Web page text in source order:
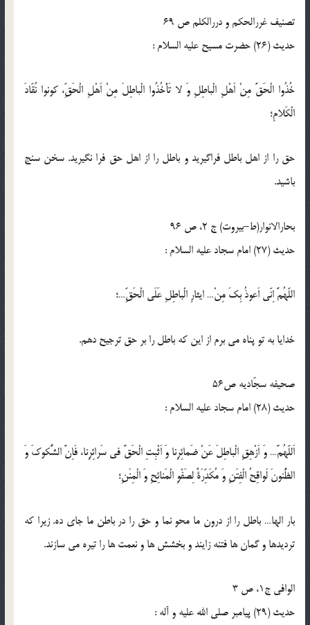
تصنیف غررالحكم و دررالکلم ص 69
حدیث (26) حضرت مسيح عليه السلام :
خُذُوا الْحَقَّ مِنْ اَهْلِ الْباطِلِ وَ لا تَأْخُذُوا الْباطِلَ مِنْ اَهْلِ الْحَقِّ، كونوا نُقّادَ
الْكَلامِ؛
حق را از اهل باطل فراگيريد و باطل را از اهل حق فرا نگيريد. سخن سنج
باشيد.
بحارالانوار(ط-بیروت) ج 2، ص 96
حدیث (27) امام سجاد عليه السلام :
اللّهُمَّ اِنّى اَعوذُ بِكَ مِنْ… ايثارِ الْباطِلِ عَلَى الْحَقِّ…؛
خدايا به تو پناه مى برم از اين كه باطل را بر حق ترجيح دهم.
صحيفه سجّاديه ص56
حدیث (28) امام سجاد عليه السلام :
اَللّهُمَّ… وَ اَزْهِقِ الْباطِلَ عَنْ ضَمائِرِنا وَ اَثْبِتِ الْحَقَّ فى سَرائِرِنا، فَاِنَّ الشُّكوكَ وَ
الظُّنونَ لَواقِحُ الْفِتَنِ وَ مُكَدِّرَةٌ لِصَفْوِ الْمَنائِحِ وَ الْمِنَنِ؛
بار الها… باطل را از درون ما محو نما و حق را در باطن ما جاى ده. زيرا كه
ترديدها و گمان ها فتنه زايند و بخشش ها و نعمت ها را تيره مى سازند.
الوافی ج1، ص 3
حدیث (29) پيامبر صلى الله عليه و آله :